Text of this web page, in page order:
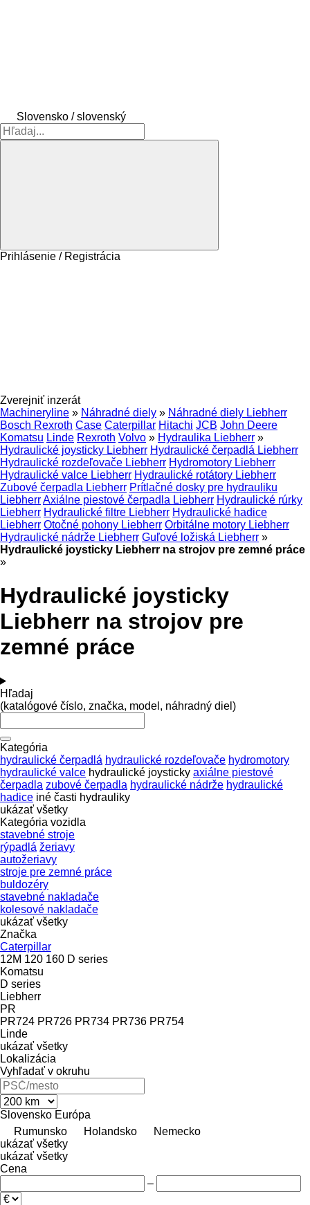
Slovensko / slovenský
Prihlásenie / Registrácia
Zverejniť inzerát
Machineryline » Náhradné diely » Náhradné diely Liebherr
Bosch Rexroth Case Caterpillar Hitachi JCB John Deere
Komatsu Linde Rexroth Volvo » Hydraulika Liebherr »
Hydraulické joysticky Liebherr Hydraulické čerpadlá Liebherr
Hydraulické rozdeľovače Liebherr Hydromotory Liebherr
Hydraulické valce Liebherr Hydraulické rotátory Liebherr
Zubové čerpadla Liebherr Prítlačné dosky pre hydrauliku
LiebherrAxiálne piestové čerpadla Liebherr Hydraulické rúrky
Liebherr Hydraulické filtre Liebherr Hydraulické hadice
Liebherr Otočné pohony Liebherr Orbitálne motory Liebherr
Hydraulické nádrže Liebherr Guľové ložiská Liebherr »
Hydraulické joysticky Liebherr na strojov pre zemné práce
»
Hydraulické joysticky
Liebherr na strojov pre
zemné práce
Hľadaj
(katalógové číslo, značka, model, náhradný diel)
Kategória
hydraulické čerpadlá hydraulické rozdeľovače hydromotory
hydraulické valce hydraulické joysticky axiálne piestové
čerpadla zubové čerpadla hydraulické nádrže hydraulické
hadice iné časti hydrauliky
ukázať všetky
Kategória vozidla
stavebné stroje
rýpadlá žeriavy
autožeriavy
stroje pre zemné práce
buldozéry
stavebné nakladače
kolesové nakladače
ukázať všetky
Značka
Caterpillar
12M 120 160 D series
Komatsu
D series
Liebherr
PR
PR724 PR726 PR734 PR736 PR754
Linde
ukázať všetky
Lokalizácia
Vyhľadať v okruhu
Slovensko Európa
Rumunsko
Holandsko
Nemecko
ukázať všetky
ukázať všetky
Cena
–